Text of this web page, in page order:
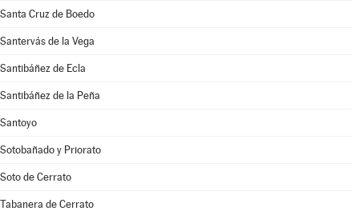
Santa Cruz de Boedo
Santervás de la Vega
Santibáñez de Ecla
Santibáñez de la Peña
Santoyo
Sotobañado y Priorato
Soto de Cerrato
Tabanera de Cerrato